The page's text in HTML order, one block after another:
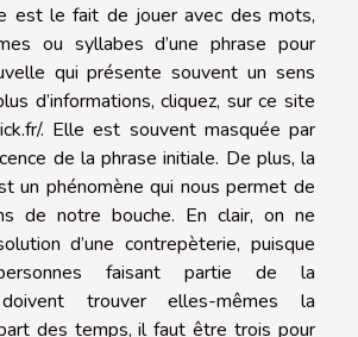
est le fait de jouer avec des mots,
ou syllabes d’une phrase pour
qui présente souvent un sens
d’informations, cliquez, sur ce site
. Elle est souvent masquée par
de la phrase initiale. De plus, la
un phénomène qui nous permet de
de notre bouche. En clair, on ne
d’une contrepèterie, puisque
faisant partie de la
trouver elles-mêmes la
des temps, il faut être trois pour